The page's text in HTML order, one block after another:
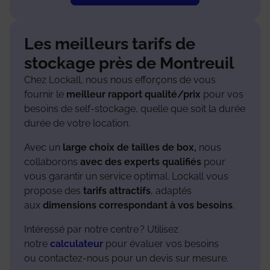
Les meilleurs tarifs de
stockage près de Montreuil
Chez Lockall, nous nous efforçons de vous
fournir le meilleur rapport qualité/prix pour vos
besoins de self-stockage, quelle que soit la durée
durée de votre location.
Avec un large choix de tailles de box, nous
collaborons avec des experts qualifiés pour
vous garantir un service optimal. Lockall vous
propose des tarifs attractifs, adaptés
aux dimensions correspondant à vos besoins.
Intéressé par notre centre ? Utilisez
notre calculateur pour évaluer vos besoins
ou contactez-nous pour un devis sur mesure.